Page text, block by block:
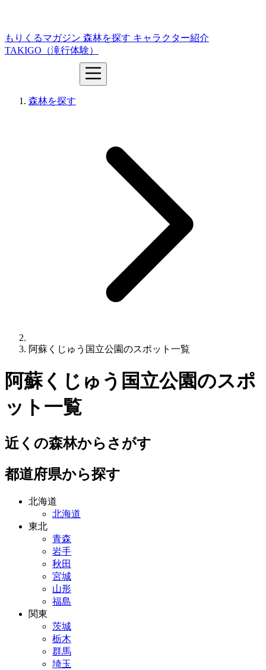
もりくるマガジン 森林を探す キャラクター紹介
TAKIGO（滝行体験）
森林を探す
阿蘇くじゅう国立公園のスポット一覧
阿蘇くじゅう国立公園のスポ
ット一覧
近くの森林からさがす
都道府県から探す
北海道
北海道
東北
青森
岩手
秋田
宮城
山形
福島
関東
茨城
栃木
群馬
埼玉